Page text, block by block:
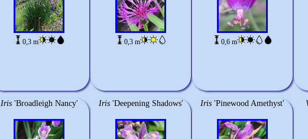
0,3 m 0,3 m 0,6 m
Iris 'Broadleigh Nancy' Iris 'Deepening Shadows' Iris 'Pinewood Amethyst'